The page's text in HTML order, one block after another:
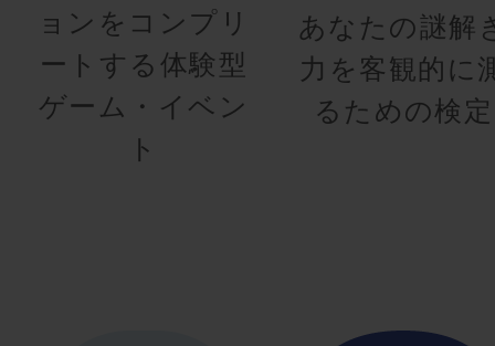
ョンをコンプリ
ートする体験型
ゲーム・イベン
ト
あなたの謎解
力を客観的に
るための検定